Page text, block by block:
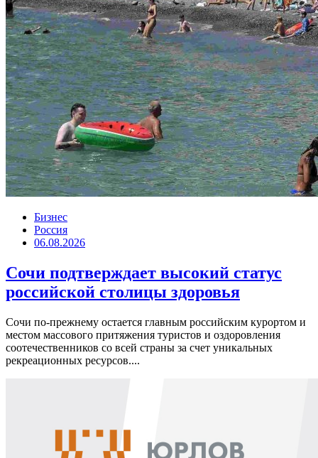
Бизнес
Россия
06.08.2026
Сочи подтверждает высокий статус
российской столицы здоровья
Сочи по-прежнему остается главным российским курортом и
местом массового притяжения туристов и оздоровления
соотечественников со всей страны за счет уникальных
рекреационных ресурсов....